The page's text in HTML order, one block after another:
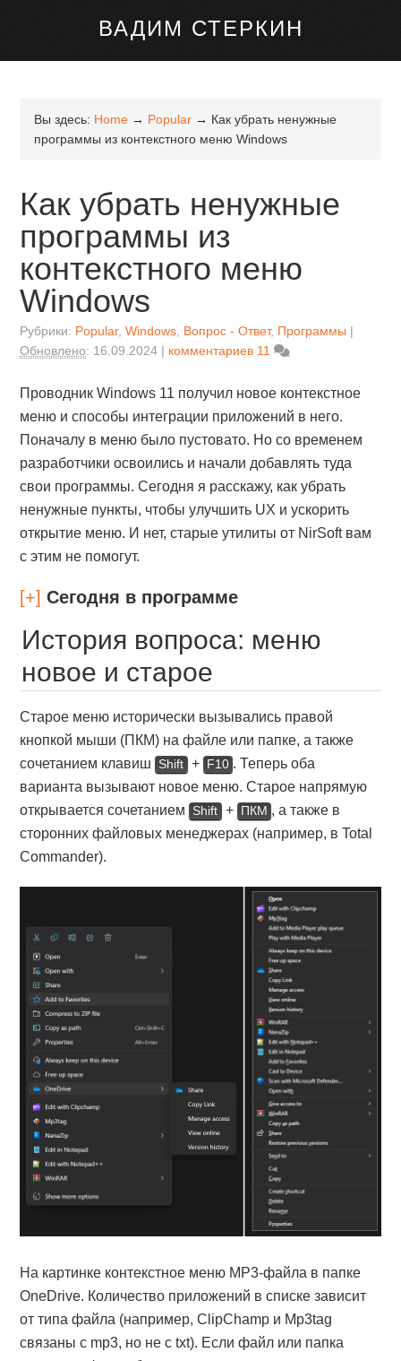
ВАДИМ СТЕРКИН
Вы здесь: Home → Popular → Как убрать ненужные
программы из контекстного меню Windows
Как убрать ненужные
программы из
контекстного меню
Windows
Рубрики: Popular,Windows Вопрос - Ответ, Программы
Обновлено: 16.09.2024 комментариев 11
Проводник Windows 11 получил новое контекстное
меню и способы интеграции приложений в него.
Поначалу в меню было пустовато. Но со временем
разработчики освоились и начали добавлять туда
свои программы. Сегодня я расскажу, как убрать
ненужные пункты, чтобы улучшить UX и ускорить
открытие меню. И нет, старые утилиты от NirSoft вам
с этим не помогут.
[+] Сегодня в программе
История вопроса: меню
новое и старое
Старое меню исторически вызывались правой
кнопкой мыши (ПКМ) на файле или папке, а также
сочетанием клавиш Shift + F10 . Теперь оба
варианта вызывают новое меню. Старое напрямую
открывается сочетанием Shift + ПКМ , а также в
сторонних файловых менеджерах (например, в Total
Commander).
На картинке контекстное меню MP3-файла в папке
OneDrive. Количество приложений в списке зависит
от типа файла (например, ClipChamp и Mp3tag
связаны с mp3, но не с txt). Если файл или папка